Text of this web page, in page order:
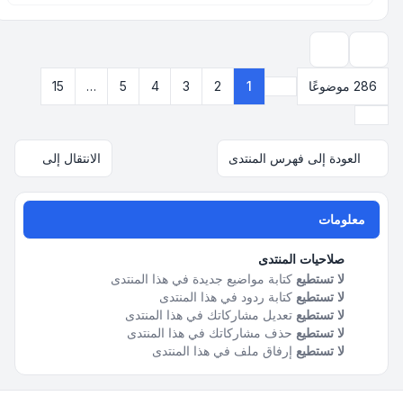
286 موضوعًا
صفحة من 15
4
…
15
العودة إلى فهرس المنتدى الانتقال إلى
معلومات
صلاحيات المنتدى
لا تستطيعكتابة مواضيع جديدة في هذا المنتدى
لا تستطيعكتابة ردود في هذا المنتدى
لا تستطيعتعديل مشاركاتك في هذا المنتدى
لا تستطيعحذف مشاركاتك في هذا المنتدى
لا تستطيعإرفاق ملف في هذا المنتدى